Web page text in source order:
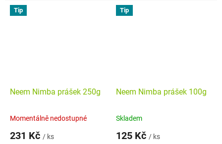
hvězdiček.
hvězdiček.
Tip
Neem Nimba prášek 250g
Průměrné
produktu
Momentálně nedostupné
231 Kč / ks
Tip
Neem Nimba prášek 100g
Průměrné
produktu
Skladem
125 Kč / ks